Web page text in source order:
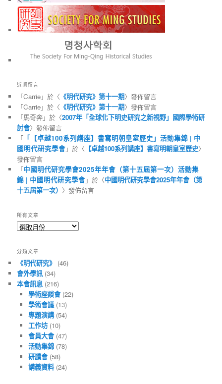
近期留言
「Carrie」於〈 《明代研究》第十一期〉發佈留言
「Carrie」於〈 《明代研究》第十一期〉發佈留言
「馬奇奔」於〈2007年「全球化下明史研究之新視野」國際學術研
討會〉發佈留言
「 「【卓越100系列講座】書寫明朝皇室歷史」活動集錦 | 中
國明代研究學會」於〈 【卓越100系列講座】書寫明朝皇室歷史〉
發佈留言
「中國明代研究學會2025年年會（第十五屆第一次）活動集
錦 | 中國明代研究學會」於〈中國明代研究學會2025年年會（第
十五屆第一次） 〉發佈留言
所有文章
所
章
分類文章
《明代研究》 (46)
會外學訊(34)
本會訊息 (216)
學術座談會(22)
學術會議(13)
專題演講(54)
工作坊(10)
會員大會(47)
活動集錦(78)
研讀會(58)
講義資料(24)